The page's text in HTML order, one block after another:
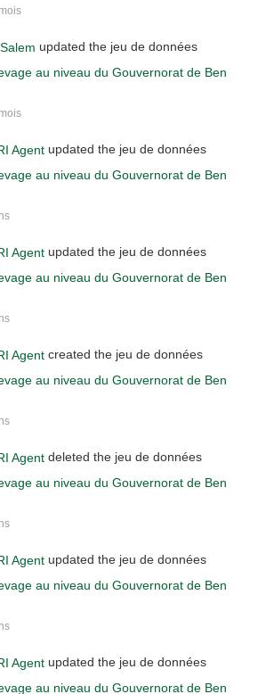
updated the jeu de données
au niveau du Gouvernorat de Ben
Agent updated the jeu de données
au niveau du Gouvernorat de Ben
Agent updated the jeu de données
au niveau du Gouvernorat de Ben
Agent created the jeu de données
au niveau du Gouvernorat de Ben
Agent deleted the jeu de données
au niveau du Gouvernorat de Ben
Agent updated the jeu de données
au niveau du Gouvernorat de Ben
Agent updated the jeu de données
au niveau du Gouvernorat de Ben